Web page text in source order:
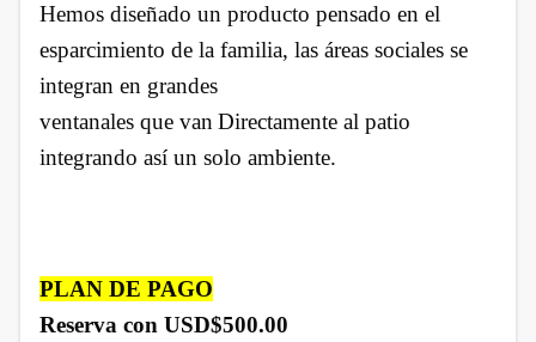
Hemos diseñado un producto pensado en el
esparcimiento de la familia, las áreas sociales se
integran en grandes
ventanales que van Directamente al patio
integrando así un solo ambiente.
PLAN DE PAGO
Reserva con USD$500.00